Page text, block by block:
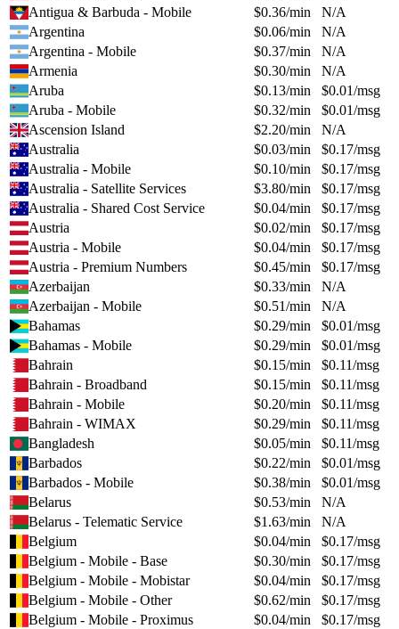
Antigua & Barbuda - Mobile
$0.36/min
N/A
Argentina
$0.06/min
N/A
Argentina - Mobile
$0.37/min
N/A
Armenia
$0.30/min
N/A
Aruba
$0.13/min $0.01/msg
Aruba - Mobile
$0.32/min $0.01/msg
Ascension Island
$2.20/min
N/A
Australia
$0.03/min $0.17/msg
Australia - Mobile
$0.10/min $0.17/msg
Australia - Satellite Services
$3.80/min $0.17/msg
Australia - Shared Cost Service
$0.04/min $0.17/msg
Austria
$0.02/min $0.17/msg
Austria - Mobile
$0.04/min $0.17/msg
Austria - Premium Numbers
$0.45/min $0.17/msg
Azerbaijan
$0.33/min
N/A
Azerbaijan - Mobile
$0.51/min
N/A
Bahamas
$0.29/min $0.01/msg
Bahamas - Mobile
$0.29/min $0.01/msg
Bahrain
$0.15/min $0.11/msg
Bahrain - Broadband
$0.15/min $0.11/msg
Bahrain - Mobile
$0.20/min $0.11/msg
Bahrain - WIMAX
$0.29/min $0.11/msg
Bangladesh
$0.05/min $0.11/msg
Barbados
$0.22/min $0.01/msg
Barbados - Mobile
$0.38/min $0.01/msg
Belarus
$0.53/min
N/A
Belarus - Telematic Service
$1.63/min
N/A
Belgium
$0.04/min $0.17/msg
Belgium - Mobile - Base
$0.30/min $0.17/msg
Belgium - Mobile - Mobistar
$0.04/min $0.17/msg
Belgium - Mobile - Other
$0.62/min $0.17/msg
Belgium - Mobile - Proximus
$0.04/min $0.17/msg